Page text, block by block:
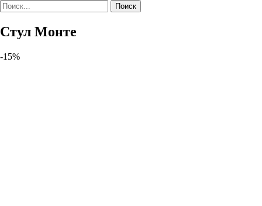
Поиск
Стул Монте
-15%